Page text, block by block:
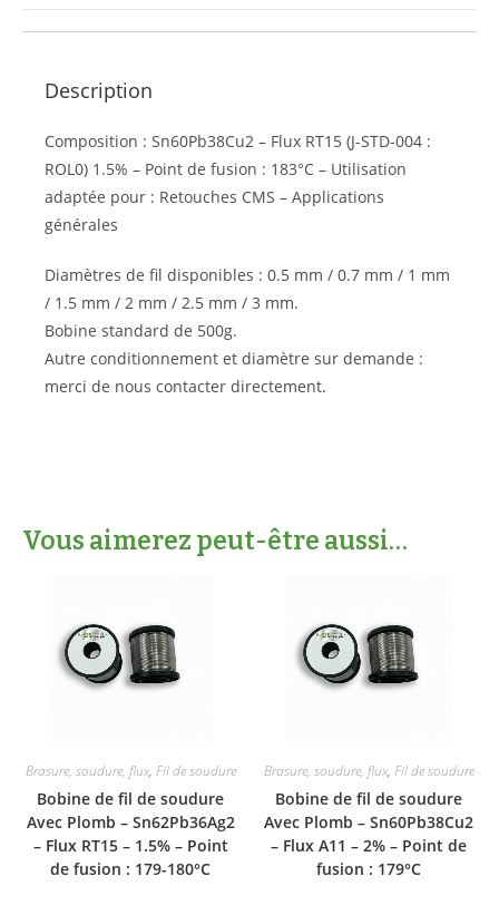
Description
Composition : Sn60Pb38Cu2 – Flux RT15 (J-STD-004 :
ROL0) 1.5% – Point de fusion : 183°C – Utilisation
adaptée pour : Retouches CMS – Applications
générales
Diamètres de fil disponibles : 0.5 mm / 0.7 mm / 1 mm
/ 1.5 mm / 2 mm / 2.5 mm / 3 mm.
Bobine standard de 500g.
Autre conditionnement et diamètre sur demande :
merci de nous contacter directement.
Vous aimerez peut-être aussi…
Brasure, soudure, flux, Fil de soudure
Bobine de fil de soudure
Avec Plomb – Sn62Pb36Ag2
– Flux RT15 – 1.5% – Point
de fusion : 179-180°C
Brasure, soudure, flux, Fil de soudure
Bobine de fil de soudure
Avec Plomb – Sn60Pb38Cu2
– Flux A11 – 2% – Point de
fusion : 179°C